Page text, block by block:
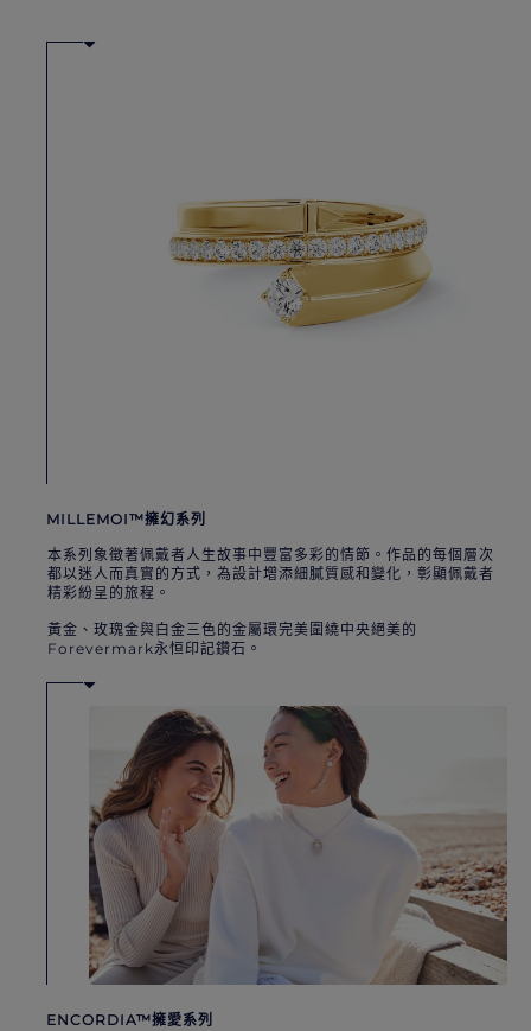
MILLEMOI™擁幻系列
本系列象徵著佩戴者人生故事中豐富多彩的情節。作品的每個層次
都以迷人而真實的方式，為設計增添細膩質感和變化，彰顯佩戴者
精彩紛呈的旅程。
黃金、玫瑰金與白金三色的金屬環完美圍繞中央絕美的
Forevermark永恒印記鑽石。
ENCORDIA™擁愛系列